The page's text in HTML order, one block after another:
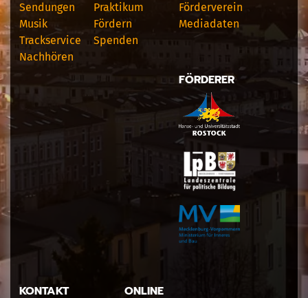
Sendungen
Musik
Trackservice
Nachhören
Praktikum
Fördern
Spenden
Förderverein
Mediadaten
FÖRDERER
KONTAKT ONLINE